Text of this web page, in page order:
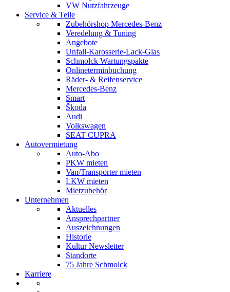
VW Nutzfahrzeuge
Service & Teile
Zubehörshop Mercedes-Benz
Veredelung & Tuning
Angebote
Unfall-Karosserie-Lack-Glas
Schmolck Wartungspakte
Onlineterminbuchung
Räder- & Reifenservice
Mercedes-Benz
Smart
Škoda
Audi
Volkswagen
SEAT CUPRA
Autovermietung
Auto-Abo
PKW mieten
Van/Transporter mieten
LKW mieten
Mietzubehör
Unternehmen
Aktuelles
Ansprechpartner
Auszeichnungen
Historie
Kultur Newsletter
Standorte
75 Jahre Schmolck
Karriere